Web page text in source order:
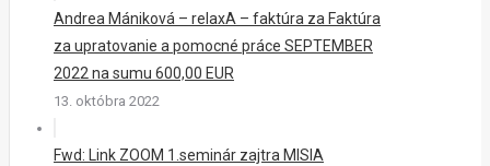
Andrea Mániková – relaxA – faktúra za Faktúra
za upratovanie a pomocné práce SEPTEMBER
2022 na sumu 600,00 EUR
13. októbra 2022
Fwd: Link ZOOM 1.seminár zajtra MISIA